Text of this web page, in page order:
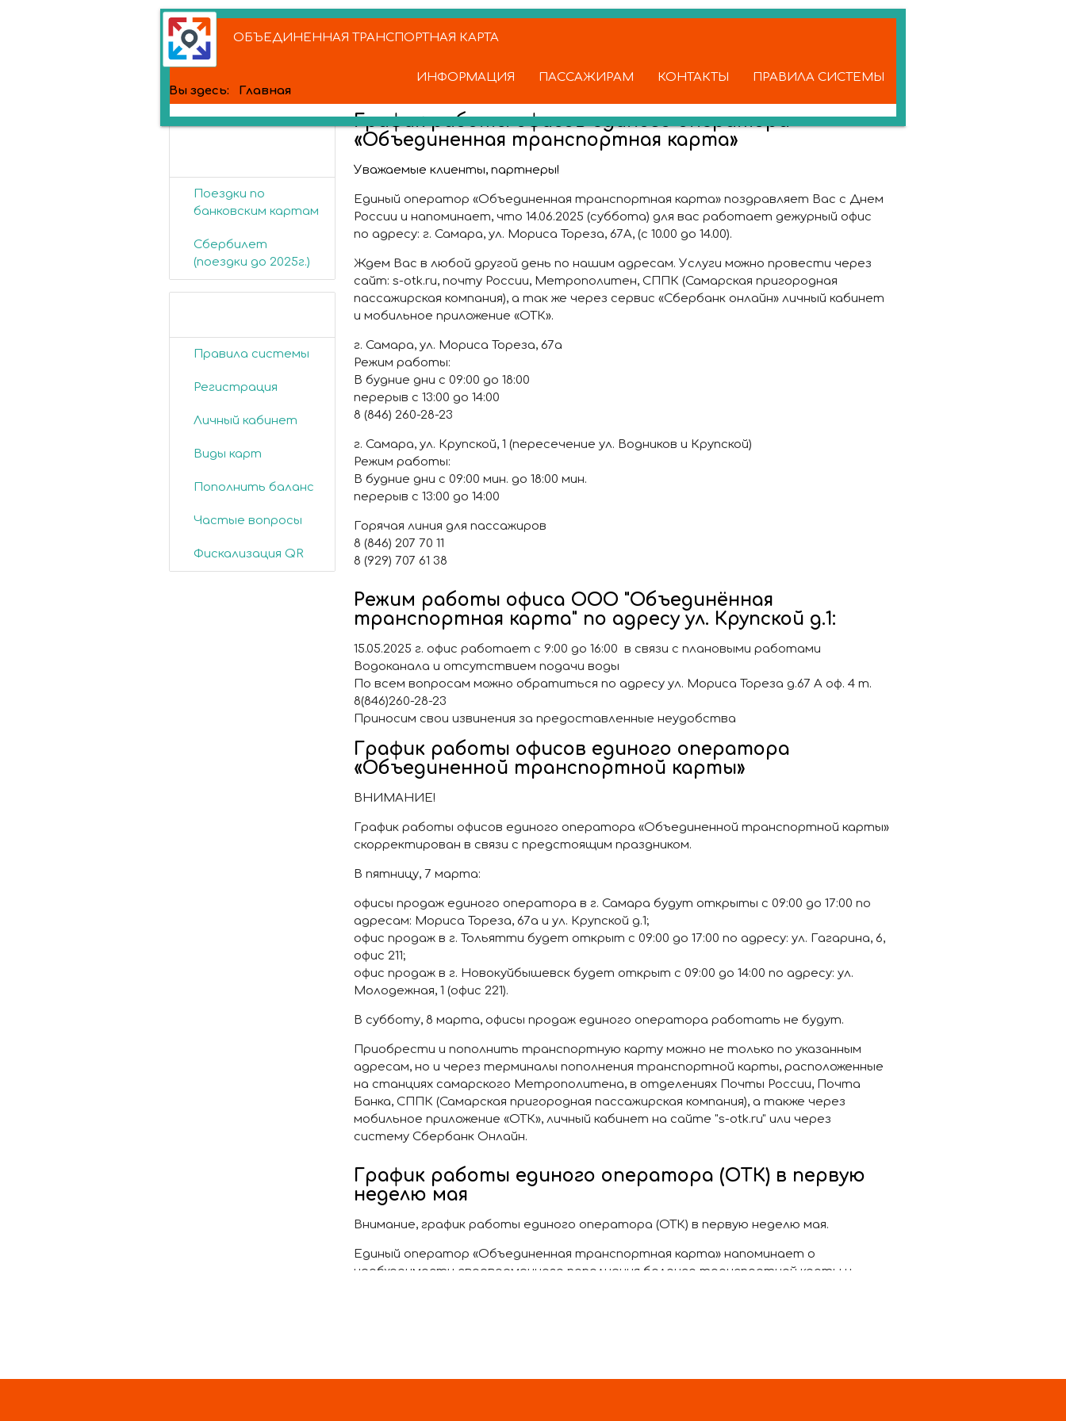
ОБЪЕДИНЕННАЯ ТРАНСПОРТНАЯ КАРТА
ИНФОРМАЦИЯ ПАССАЖИРАМ КОНТАКТЫ
ПРАВИЛА СИСТЕМЫ
Вы здесь: Главная
Поездки по
банковским картам
Сбербилет
(поездки до 2025г.)
Правила системы
Регистрация
Личный кабинет
Виды карт
Пополнить баланс
Частые вопросы
Фискализация QR
График работы офисов единого оператора
«Объединенная транспортная карта»
Уважаемые клиенты, партнеры!
Единый оператор «Объединенная транспортная карта» поздравляет Вас с Днем
России и напоминает, что 14.06.2025 (суббота) для вас работает дежурный офис
по адресу: г. Самара, ул. Мориса Тореза, 67А, (с 10.00 до 14.00).
Ждем Вас в любой другой день по нашим адресам. Услуги можно провести через
сайт: s-otk.ru, почту России, Метрополитен, СППК (Самарская пригородная
пассажирская компания), а так же через сервис «Сбербанк онлайн» личный кабинет
и мобильное приложение «ОТК».
г. Самара, ул. Мориса Тореза, 67а
Режим работы:
В будние дни с 09:00 до 18:00
перерыв с 13:00 до 14:00
8 (846) 260-28-23
г. Самара, ул. Крупской, 1 (пересечение ул. Водников и Крупской)
Режим работы:
В будние дни с 09:00 мин. до 18:00 мин.
перерыв с 13:00 до 14:00
Горячая линия для пассажиров
8 (846) 207 70 11
8 (929) 707 61 38
Режим работы офиса ООО "Объединённая
транспортная карта" по адресу ул. Крупской д.1:
15.05.2025 г. офис работает с 9:00 до 16:00 в связи с плановыми работами
Водоканала и отсутствием подачи воды
По всем вопросам можно обратиться по адресу ул. Мориса Тореза д.67 А оф. 4 т.
8(846)260-28-23
Приносим свои извинения за предоставленные неудобства
График работы офисов единого оператора
«Объединенной транспортной карты»
ВНИМАНИЕ!
График работы офисов единого оператора «Объединенной транспортной карты»
скорректирован в связи с предстоящим праздником.
В пятницу, 7 марта:
офисы продаж единого оператора в г. Самара будут открыты с 09:00 до 17:00 по
адресам: Мориса Тореза, 67а и ул. Крупской д.1;
офис продаж в г. Тольятти будет открыт с 09:00 до 17:00 по адресу: ул. Гагарина, 6,
офис 211;
офис продаж в г. Новокуйбышевск будет открыт с 09:00 до 14:00 по адресу: ул.
Молодежная, 1 (офис 221).
В субботу, 8 марта, офисы продаж единого оператора работать не будут.
Приобрести и пополнить транспортную карту можно не только по указанным
адресам, но и через терминалы пополнения транспортной карты, расположенные
на станциях самарского Метрополитена, в отделениях Почты России, Почта
Банка, СППК (Самарская пригородная пассажирская компания), а также через
мобильное приложение «ОТК», личный кабинет на сайте "s-otk.ru" или через
систему Сбербанк Онлайн.
График работы единого оператора (ОТК) в первую
неделю мая
Внимание, график работы единого оператора (ОТК) в первую неделю мая.
Единый оператор «Объединенная транспортная карта» напоминает о
необходимости своевременного пополнения баланса транспортной карты и